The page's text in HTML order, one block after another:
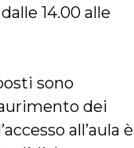
14.00 alle
sono
dei
all’aula è